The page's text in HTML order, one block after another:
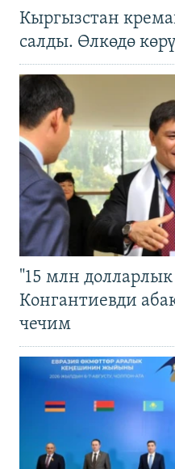
Кыргызстан
салды. Өлкөдө
"15 млн
Конгантиевди
чечим